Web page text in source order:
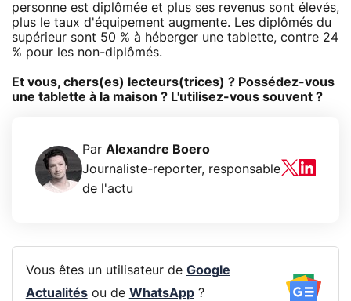
personne est diplômée et plus ses revenus sont élevés,
plus le taux d'équipement augmente. Les diplômés du
supérieur sont 50 % à héberger une tablette, contre 24
% pour les non-diplômés.
Et vous, chers(es) lecteurs(trices) ? Possédez-vous
une tablette à la maison ? L'utilisez-vous souvent ?
Par Alexandre Boero
Journaliste-reporter, responsable
de l'actu
Vous êtes un utilisateur de Google
Actualitésou de WhatsApp?